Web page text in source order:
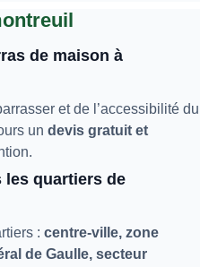
de maison à
et de l’accessibilité du
un devis gratuit et
les quartiers de
: centre-ville, zone
de Gaulle, secteur